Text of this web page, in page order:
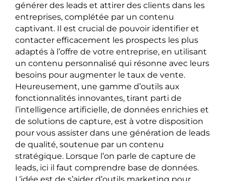
générer des leads et attirer des clients dans les
entreprises, complétée par un contenu
captivant. Il est crucial de pouvoir identifier et
contacter efficacement les prospects les plus
adaptés à l’offre de votre entreprise, en utilisant
un contenu personnalisé qui résonne avec leurs
besoins pour augmenter le taux de vente.
Heureusement, une gamme d’outils aux
fonctionnalités innovantes, tirant parti de
l’intelligence artificielle, de données enrichies et
de solutions de capture, est à votre disposition
pour vous assister dans une génération de leads
de qualité, soutenue par un contenu
stratégique. Lorsque l’on parle de capture de
leads, ici il faut comprendre base de données.